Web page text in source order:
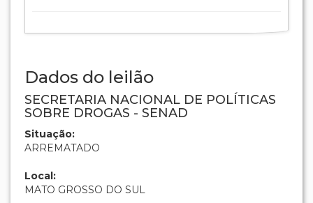
Dados do leilão
SECRETARIA NACIONAL DE POLÍTICAS
SOBRE DROGAS - SENAD
Situação:
ARREMATADO
Local:
MATO GROSSO DO SUL